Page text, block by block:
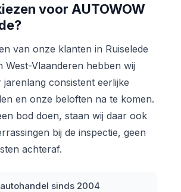
voor AUTOWOW
van onze klanten in Ruiselede
West-Vlaanderen hebben wij
consistent eerlijke
en onze beloften na te komen.
bod doen, staan wij daar ook
bij de inspectie, geen
achteraf.
sinds 2004